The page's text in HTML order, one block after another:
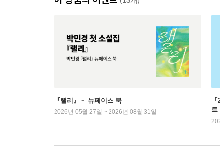
『랠리』－ 뉴페이스 북
2026년 05월 27일 ~ 2026년 08월 31일
트